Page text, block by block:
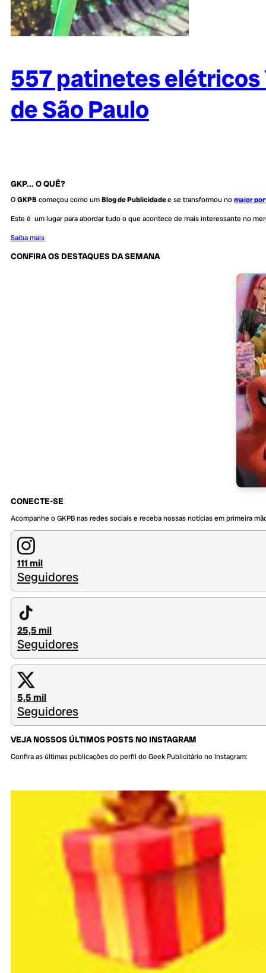
557 patinetes elétricos
de São Paulo
GKP... O QUÊ?
OGKPBcomeçou como umBlog de Publicidadee se transformou nomaior
Este é um lugar para abordar tudo o que acontece de mais interessante no
Saiba mais
CONFIRA OS DESTAQUES DA SEMANA
CONECTE-SE
Acompanhe o GKPB nas redes sociais e receba nossas notícias em primeira
111 mil
Seguidores
25,5 mil
Seguidores
5,5 mil
Seguidores
VEJA NOSSOS ÚLTIMOS POSTS NO INSTAGRAM
Confira as últimas publicações do perfil do Geek Publicitário no Instagram: